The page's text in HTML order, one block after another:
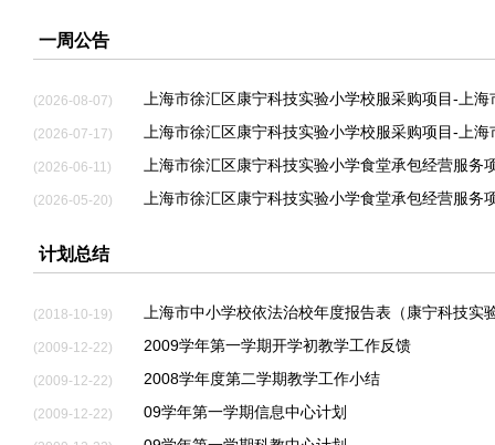
一周公告
(2026-08-07)
上海市徐汇区康宁科技实验小学校服采购项目-上
(2026-07-17)
(2026-06-11)
(2026-05-20)
计划总结
上海市中小学校依法治校年度报告表（康宁科技实
(2018-10-19)
2009学年第一学期开学初教学工作反馈
(2009-12-22)
2008学年度第二学期教学工作小结
(2009-12-22)
09学年第一学期信息中心计划
(2009-12-22)